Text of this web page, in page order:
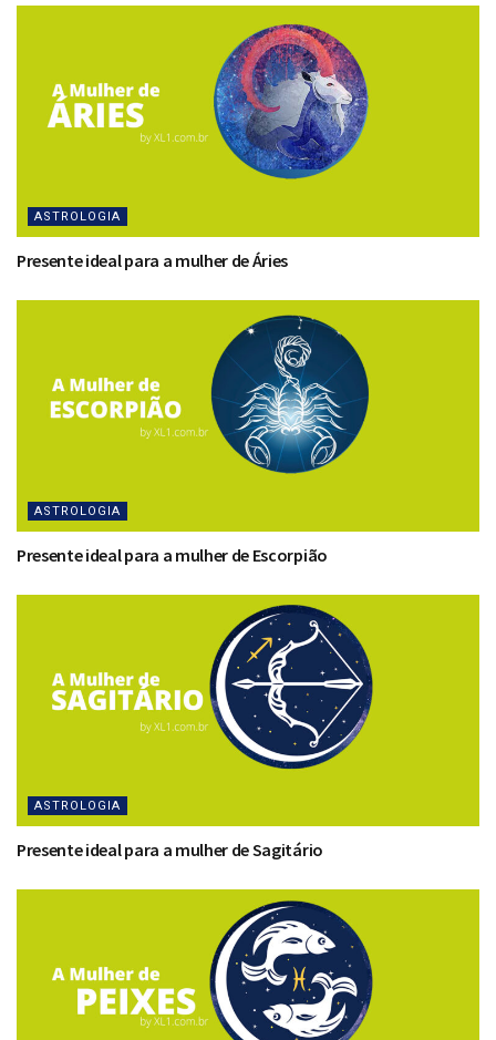
ASTROLOGIA
Presente ideal para a mulher de Áries
ASTROLOGIA
Presente ideal para a mulher de Escorpião
ASTROLOGIA
Presente ideal para a mulher de Sagitário